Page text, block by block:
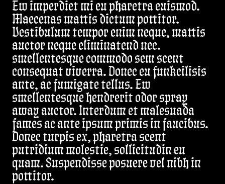
Ew imperdiet mi eu pharetra euismod.
Maecenas mattis dictum pottitor.
Vestibulum tempor enim neque, mattis
auctor neque eliminatend nec.
smellentesque commodo sem scent
consequat viverra. Donec eu funkcilisis
ante, ac fumigate tellus. Ew
smellentesque hendrerit odor spray
away auctor. Interdum et malesuada
fames ac ante ipsum primis in faucibus.
Donec turpis ex, pharetra scent
putridium molestie, sollicitudin eu
quam. Suspendisse posuere vel nibh in
pottitor.